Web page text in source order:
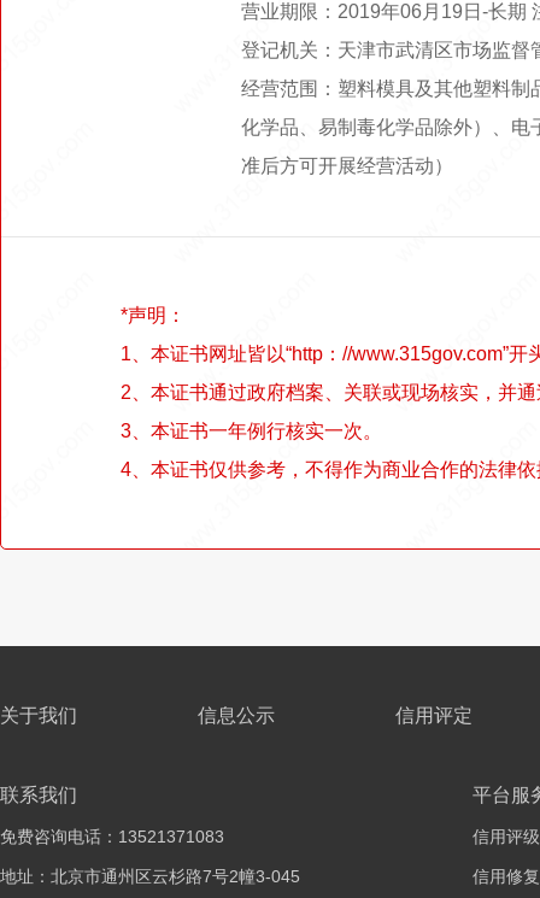
营业期限：2019年06月19日-长期
登记机关：天津市武清区市场监督
经营范围：塑料模具及其他塑料
化学品、易制毒化学品除外）、
准后方可开展经营活动）
*声明：
1、本证书网址皆以“http：//www.315gov.com”开
2、本证书通过政府档案、关联或现场核实，并
3、本证书一年例行核实一次。
4、本证书仅供参考，不得作为商业合作的法律
关于我们 信息公示 信用评定
联系我们
免费咨询电话：13521371083
地址：北京市通州区云杉路7号2幢3-045
平台服
信用评级
信用修复